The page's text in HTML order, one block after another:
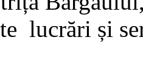
lucrări și